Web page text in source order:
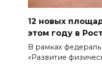
12 новых
этом году в
В рамках
«Развитие